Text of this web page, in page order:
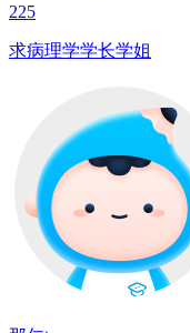
225
求病理学学长学姐